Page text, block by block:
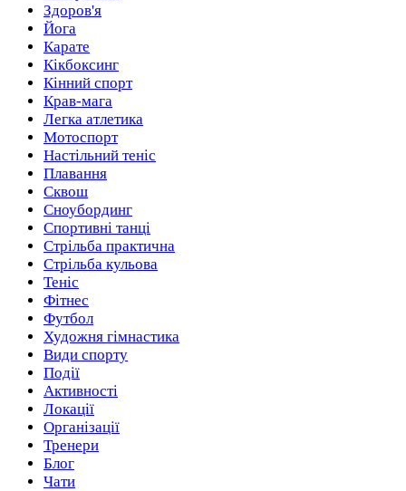
Здоров'я
Йога
Карате
Кікбоксинг
Кінний спорт
Крав-мага
Легка атлетика
Мотоспорт
Настільний теніс
Плавання
Сквош
Сноубординг
Спортивні танці
Стрільба практична
Стрільба кульова
Теніс
Фітнес
Футбол
Художня гімнастика
Види спорту
Події
Активності
Локації
Організації
Тренери
Блог
Чати